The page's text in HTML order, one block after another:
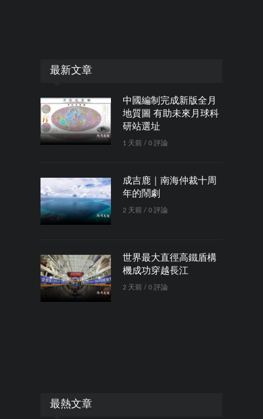
最新文章
中國編制完成新版全月
地質圖 有助未來月球科
研站選址
1 天前 / 0 評論
成吉鹿｜南海仲裁十周
年的鬧劇
2 天前 / 0 評論
世界最大直徑高鐵盾構
機成功穿越長江
2 天前 / 0 評論
最熱文章